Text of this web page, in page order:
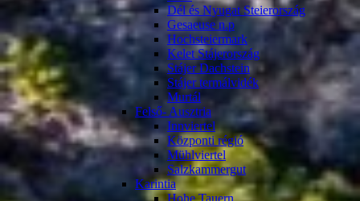
Dél és Nyugat Steierország
Gesaeuse n.p
Hochsteiermark
Kelet Stájerország
Stájer Dachstein
Stájer termálvidék
Murtál
Felső- Ausztria
Innviertel
Központi régió
Mühlviertel
Salzkammergut
Karintia
Hohe Tauern